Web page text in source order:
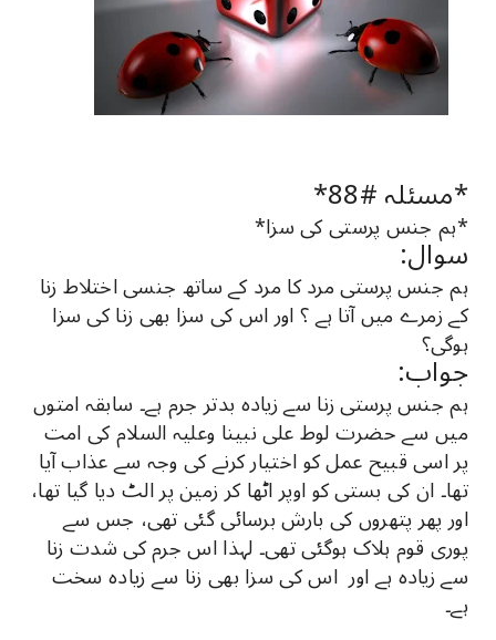
*مسئلہ #88*
*ہم جنس پرستی کی سزا*
سوال:
ہم جنس پرستی مرد کا مرد کے ساتھ جنسی اختلاط زنا
کے زمرے میں آتا ہے ؟ اور اس کی سزا بھی زنا کی سزا
ہوگی؟
جواب:
ہم جنس پرستی زنا سے زیادہ بدتر جرم ہے۔ سابقہ امتوں
میں سے حضرت لوط علی نبینا وعلیہ السلام کی امت
پر اسی قبیح عمل کو اختیار کرنے کی وجہ سے عذاب آیا
تھا۔ ان کی بستی کو اوپر اٹھا کر زمین پر الٹ دیا گیا تھا،
اور پھر پتھروں کی بارش برسائی گئی تھی، جس سے
پوری قوم ہلاک ہوگئی تھی۔ لہذا اس جرم کی شدت زنا
سے زیادہ ہے اور اس کی سزا بھی زنا سے زیادہ سخت
ہے۔